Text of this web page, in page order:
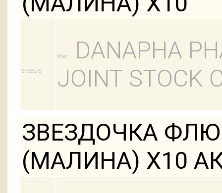
37380/5
Изг:
DANAPHA
JOINT STOCK
ЗВЕЗДОЧКА
(МАЛИНА) Х10